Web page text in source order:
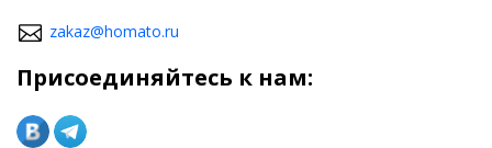
zakaz@homato.ru
Присоединяйтесь к нам: